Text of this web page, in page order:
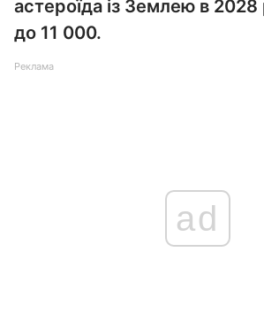
астероїда із Землею в 2028
до 11 000.
Реклама
ad